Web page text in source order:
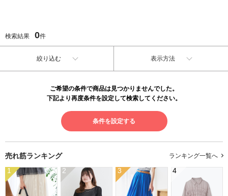
検索結果 0件
絞り込む 表示方法
ご希望の条件で商品は見つかりませんでした。
下記より再度条件を設定して検索してください。
条件を設定する
売れ筋ランキング ランキング一覧へ
1 2 3 4